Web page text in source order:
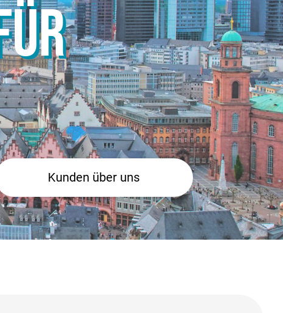
Kunden über uns